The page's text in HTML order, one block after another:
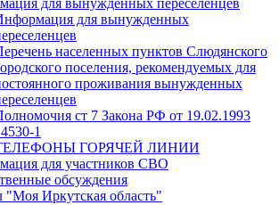
для вынужденных переселенцев
для вынужденных
населенных пунктов Слюдянского
поселения, рекомендуемых для
проживания вынужденных
ст 7 Закона РФ от 19.02.1993
_4530-1
ГОРЯЧЕЙ ЛИНИИ
для участников СВО
обсуждения
"Моя Иркутская область"